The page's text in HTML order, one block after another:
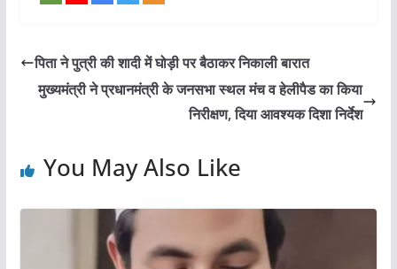
पिता ने पुत्री की शादी में घोड़ी पर बैठाकर निकाली बारात
मुख्यमंत्री ने प्रधानमंत्री के जनसभा स्थल मंच व हेलीपैड का किया
निरीक्षण, दिया आवश्यक दिशा निर्देश
You May Also Like